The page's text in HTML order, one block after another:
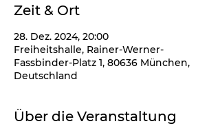
Zeit & Ort
28. Dez. 2024, 20:00
Freiheitshalle, Rainer-Werner-
Fassbinder-Platz 1, 80636 München,
Deutschland
Über die Veranstaltung